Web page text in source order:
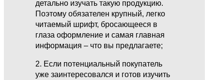
детально изучать такую продукцию.
Поэтому обязателен крупный, легко
читаемый шрифт, бросающееся в
глаза оформление и самая главная
информация – что вы предлагаете;
2. Если потенциальный покупатель
уже заинтересовался и готов изучить